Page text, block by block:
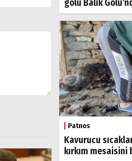
gölü Balık
Patnos
Kavurucu
kırkım mesaisini